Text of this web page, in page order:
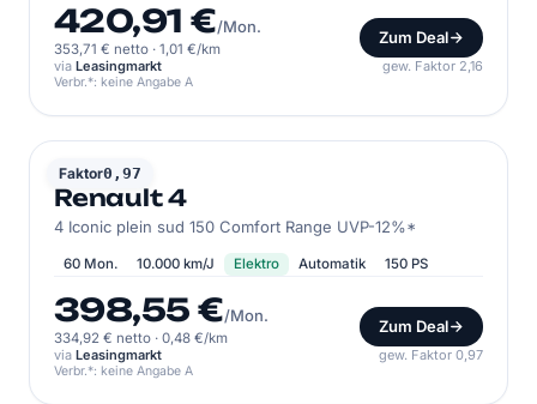
420,91 €/Mon.
353,71 € netto · 1,01 €/km
Zum Deal
via Leasingmarkt gew. Faktor 2,16
Verbr.*: keine Angabe A
Faktor0,97
RENAULT
Renault 4
4 Iconic plein sud 150 Comfort Range UVP-12%*
60 Mon. 10.000 km/J Elektro Automatik 150 PS
398,55 €/Mon.
334,92 € netto · 0,48 €/km
Zum Deal
via Leasingmarkt gew. Faktor 0,97
Verbr.*: keine Angabe A